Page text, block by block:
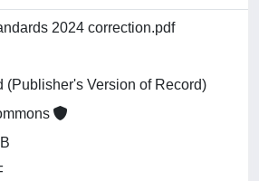
2024 correction.pdf
(Publisher's Version of Record)